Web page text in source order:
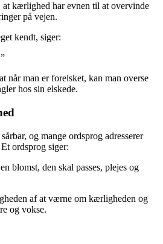
at kærlighed har evnen til at overvinde
på vejen.
kendt, siger:
når man er forelsket, kan man overse
hos sin elskede.
og mange ordsprog adresserer
ordsprog siger:
blomst, den skal passes, plejes og
af at værne om kærligheden og
og vokse.